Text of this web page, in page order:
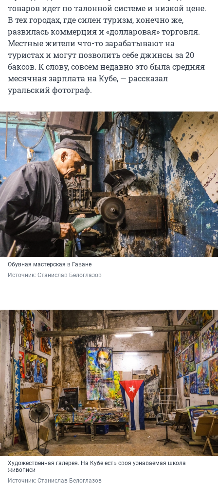
товаров идет по талонной системе и низкой цене.
В тех городах, где силен туризм, конечно же,
развилась коммерция и «долларовая» торговля.
Местные жители что-то зарабатывают на
туристах и могут позволить себе джинсы за 20
баксов. К слову, совсем недавно это была средняя
месячная зарплата на Кубе, — рассказал
уральский фотограф.
Обувная мастерская в Гаване
Источник: Станислав Белоглазов
Художественная галерея. На Кубе есть своя узнаваемая школа
живописи
Источник: Станислав Белоглазов